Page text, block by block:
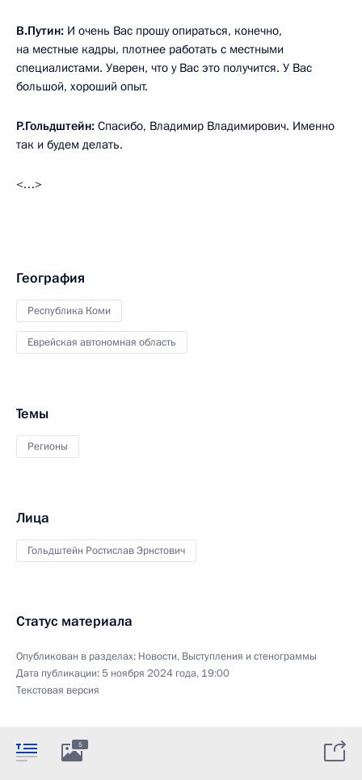
В.Путин: И очень Вас прошу опираться, конечно,
на местные кадры, плотнее работать с местными
специалистами. Уверен, что у Вас это получится. У Вас
большой, хороший опыт.
Р.Гольдштейн: Спасибо, Владимир Владимирович. Именно
так и будем делать.
<…>
География
Республика Коми
Еврейская автономная область
Темы
Регионы
Лица
Гольдштейн Ростислав Эрнстович
Статус материала
Опубликован в разделах: Новости, Выступления и стенограммы
Дата публикации:5 ноября 2024 года, 19:00
Текстовая версия
5